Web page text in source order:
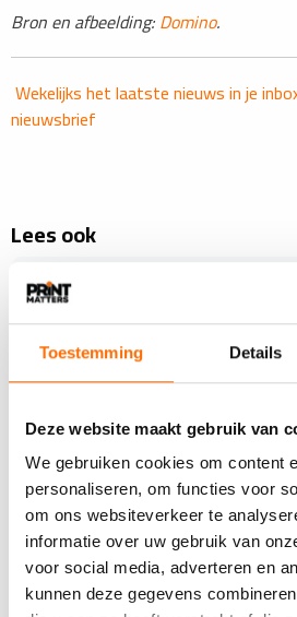
Toestemming Details
Deze website maakt gebruik van
We gebruiken cookies om content
personaliseren, om functies voor
om ons websiteverkeer te
informatie over uw gebruik van
voor social media, adverteren en
kunnen deze gegevens
Bron en afbeelding:Domino.
Wekelijks het laatste nieuws in je
nieuwsbrief
Lees ook
3 JULI 2026
Roland DG introduceert
EUV-H